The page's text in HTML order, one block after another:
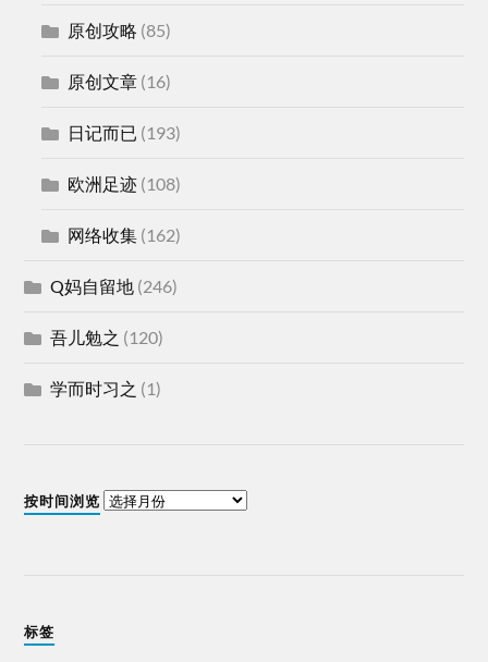
原创攻略 (85)
原创文章 (16)
日记而已 (193)
欧洲足迹 (108)
网络收集 (162)
Q妈自留地 (246)
吾儿勉之 (120)
学而时习之 (1)
按时间浏览
标签